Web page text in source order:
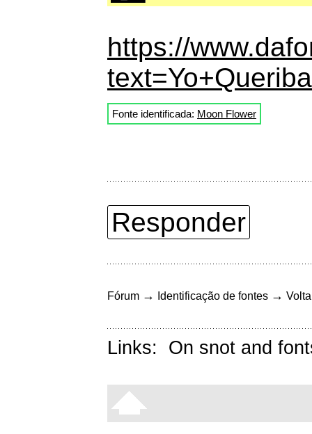
https://
text=Yo+Queriba
Fonte identificada: Moon Flower
Responder
Fórum → Identificação de fontes →
Links: On snot and